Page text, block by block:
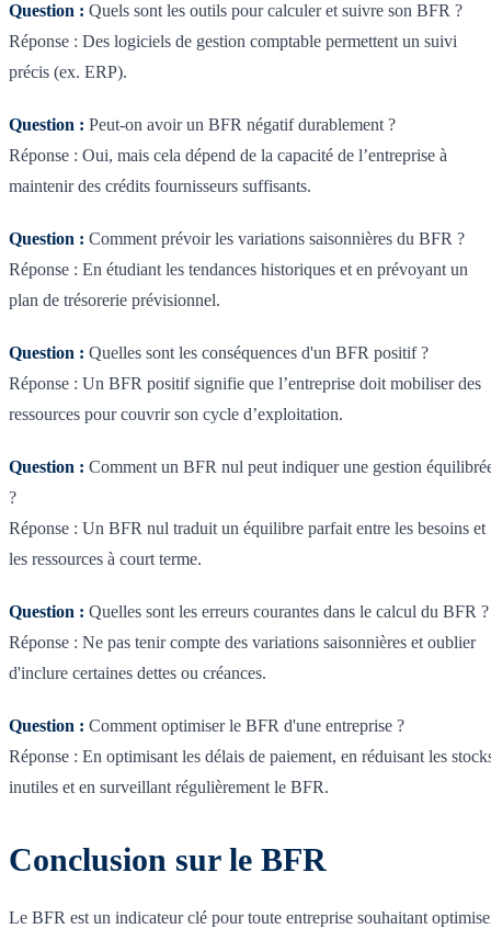
Question : Quels sont les outils pour calculer et suivre son BFR ?
Réponse : Des logiciels de gestion comptable permettent un suivi
précis (ex. ERP).
Question : Peut-on avoir un BFR négatif durablement ?
Réponse : Oui, mais cela dépend de la capacité de l’entreprise à
maintenir des crédits fournisseurs suffisants.
Question : Comment prévoir les variations saisonnières du BFR ?
Réponse : En étudiant les tendances historiques et en prévoyant un
plan de trésorerie prévisionnel.
Question : Quelles sont les conséquences d'un BFR positif ?
Réponse : Un BFR positif signifie que l’entreprise doit mobiliser des
ressources pour couvrir son cycle d’exploitation.
Question : Comment un BFR nul peut indiquer une gestion
?
Réponse : Un BFR nul traduit un équilibre parfait entre les besoins et
les ressources à court terme.
Question : Quelles sont les erreurs courantes dans le calcul du BFR ?
Réponse : Ne pas tenir compte des variations saisonnières et oublier
d'inclure certaines dettes ou créances.
Question : Comment optimiser le BFR d'une entreprise ?
Réponse : En optimisant les délais de paiement, en réduisant les
inutiles et en surveillant régulièrement le BFR.
Conclusion sur le BFR
Le BFR est un indicateur clé pour toute entreprise souhaitant